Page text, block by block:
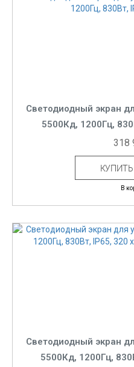
Светодиодный экран
5500Кд, 1200Гц,
318
В
Светодиодный экран
5500Кд, 1200Гц,